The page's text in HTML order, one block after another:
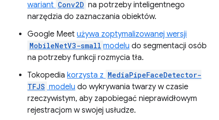
wariant Conv2D na potrzeby inteligentnego
narzędzia do zaznaczania obiektów.
Google Meet używa zoptymalizowanej wersji
MobileNetV3-small modelu do segmentacji osób
na potrzeby funkcji rozmycia tła.
Tokopedia korzysta z MediaPipeFaceDetector-
TFJS modelu do wykrywania twarzy w czasie
rzeczywistym, aby zapobiegać nieprawidłowym
rejestracjom w swojej usłudze.